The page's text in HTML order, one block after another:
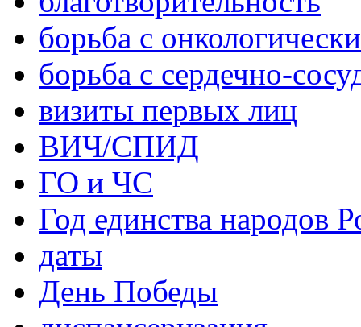
борьба с
борьба с сердечно-
визиты первых лиц
ВИЧ/СПИД
ГО и ЧС
Год единства народов
даты
День Победы